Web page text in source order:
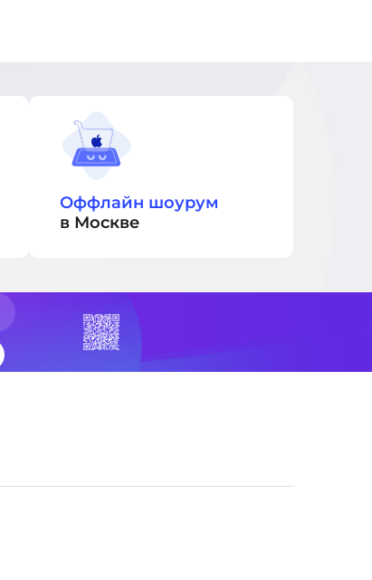
Оффлайн шоурум
в Москве